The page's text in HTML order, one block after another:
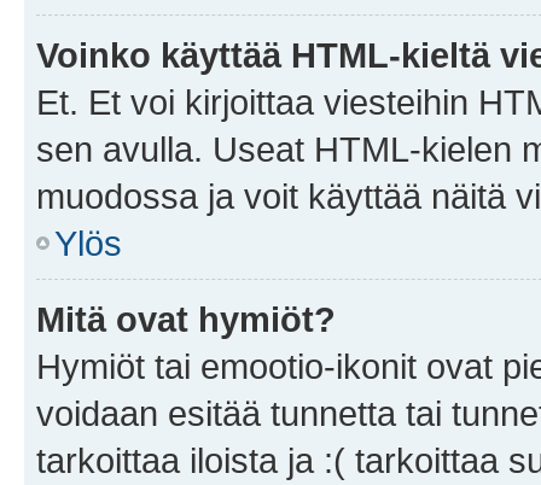
Voinko käyttää HTML-kieltä
Et. Et voi kirjoittaa viesteihin
sen avulla. Useat HTML-kielen
muodossa ja voit käyttää näitä
Ylös
Mitä ovat hymiöt?
Hymiöt tai emootio-ikonit ovat
voidaan esitää tunnetta tai
tarkoittaa iloista ja :( tarkoittaa